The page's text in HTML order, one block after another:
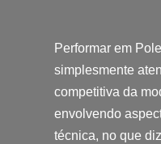
Performar em
simplesmente
competitiva da
envolvendo
técnica, no que